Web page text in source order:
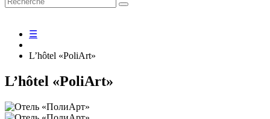
☰
L’hôtel «PoliArt»
L’hôtel «PoliArt»